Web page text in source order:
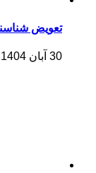
تعویض
30 آبان 1404